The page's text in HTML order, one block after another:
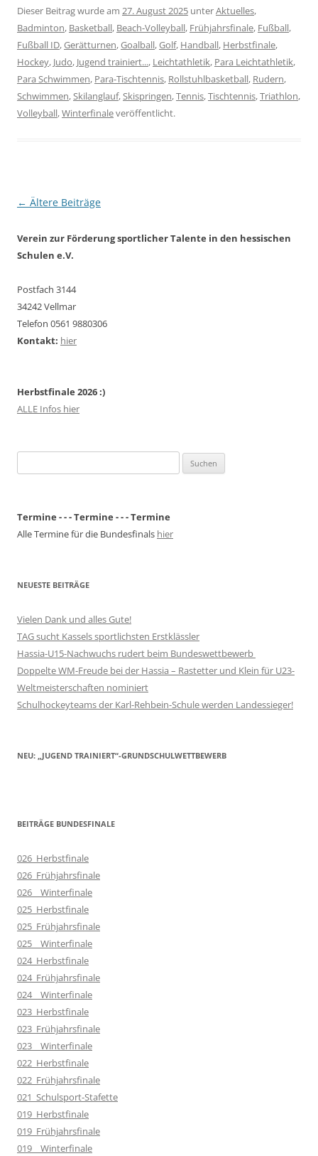
Dieser Beitrag wurde am 27. August 2025 unterAktuelles,
Badminton, Basketball, Beach-Volleyball, Frühjahrsfinale, Fußball,
Fußball ID,Gerätturnen,Goalball,Golf, Handball, Herbstfinale,
Hockey, Judo, Jugend trainiert..., Leichtathletik, Para Leichtathletik,
Para Schwimmen, Para-Tischtennis, Rollstuhlbasketball, Rudern,
Schwimmen,Skilanglauf,Skispringen,Tennis,Tischtennis,Triathlon,
Volleyball,Winterfinaleveröffentlicht.
Beitragsnavigation
← Ältere Beiträge
Verein zur Förderung sportlicher Talente in den hessischen
Schulen e.V.
Postfach 3144
34242 Vellmar
Telefon 0561 9880306
Kontakt: hier
Herbstfinale 2026 :)
ALLE Infos hier
nach:
Termine - - - Termine - - - Termine
Alle Termine für die Bundesfinals hier
NEUESTE BEITRÄGE
Vielen Dank und alles Gute!
TAG sucht Kassels sportlichsten Erstklässler
Hassia-U15-Nachwuchs rudert beim Bundeswettbewerb
Doppelte WM-Freude bei der Hassia – Rastetter und Klein für U23-
Weltmeisterschaften nominiert
Schulhockeyteams der Karl-Rehbein-Schule werden Landessieger!
NEU: „JUGEND TRAINIERT“-GRUNDSCHULWETTBEWERB
BEITRÄGE BUNDESFINALE
026_Herbstfinale
026_Frühjahrsfinale
026__Winterfinale
025_Herbstfinale
025_Frühjahrsfinale
025__Winterfinale
024_Herbstfinale
024_Frühjahrsfinale
024__Winterfinale
023_Herbstfinale
023_Frühjahrsfinale
023__Winterfinale
022_Herbstfinale
022_Frühjahrsfinale
021_Schulsport-Stafette
019_Herbstfinale
019_Frühjahrsfinale
019__Winterfinale